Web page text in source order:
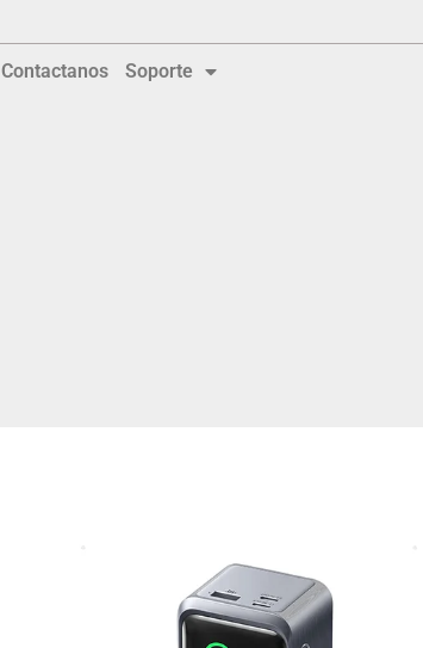
Contactanos Soporte